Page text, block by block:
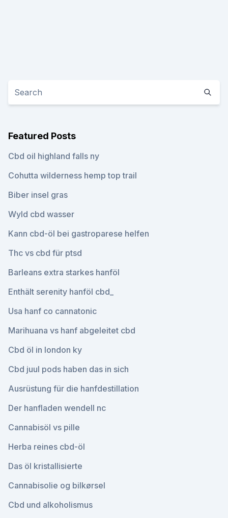
Featured Posts
Cbd oil highland falls ny
Cohutta wilderness hemp top trail
Biber insel gras
Wyld cbd wasser
Kann cbd-öl bei gastroparese helfen
Thc vs cbd für ptsd
Barleans extra starkes hanföl
Enthält serenity hanföl cbd_
Usa hanf co cannatonic
Marihuana vs hanf abgeleitet cbd
Cbd öl in london ky
Cbd juul pods haben das in sich
Ausrüstung für die hanfdestillation
Der hanfladen wendell nc
Cannabisöl vs pille
Herba reines cbd-öl
Das öl kristallisierte
Cannabisolie og bilkørsel
Cbd und alkoholismus